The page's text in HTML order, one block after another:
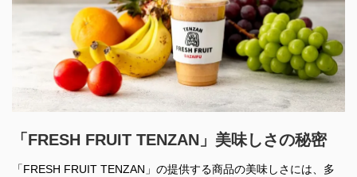
「FRESH FRUIT TENZAN」美味しさの秘密
「FRESH FRUIT TENZAN」の提供する商品の美味しさには、多